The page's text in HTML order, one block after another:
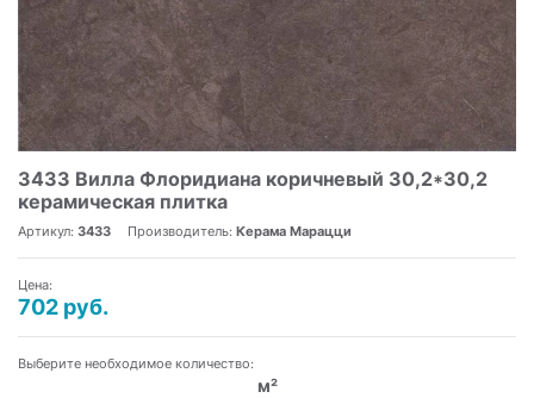
3433 Вилла Флоридиана коричневый 30,2*30,2
керамическая плитка
Артикул: 3433 Производитель: Керама Марацци
Цена:
702 руб.
Выберите необходимое количество:
м²